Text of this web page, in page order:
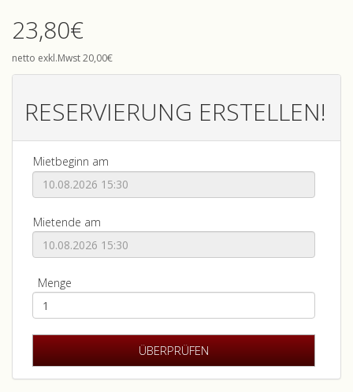
23,80€
netto exkl.Mwst 20,00€
RESERVIERUNG ERSTELLEN!
Mietbeginn am
Mietende am
Menge